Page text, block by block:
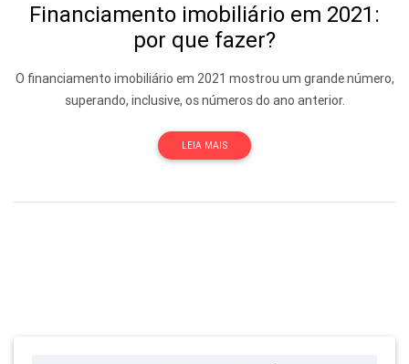
Financiamento imobiliário em 2021:
por que fazer?
O financiamento imobiliário em 2021 mostrou um grande número,
superando, inclusive, os números do ano anterior.
LEIA MAIS